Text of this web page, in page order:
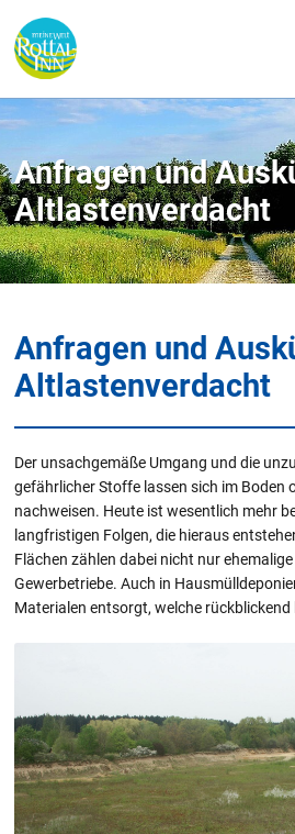
Anfragen und
Altlastenverdacht
Anfragen und
Altlastenverdacht
Der unsachgemäße Umgang und die
gefährlicher Stoffe lassen sich im
nachweisen. Heute ist wesentlich mehr
langfristigen Folgen, die hieraus
Flächen zählen dabei nicht nur
Gewerbetriebe. Auch in
Materialen entsorgt, welche rückblickend